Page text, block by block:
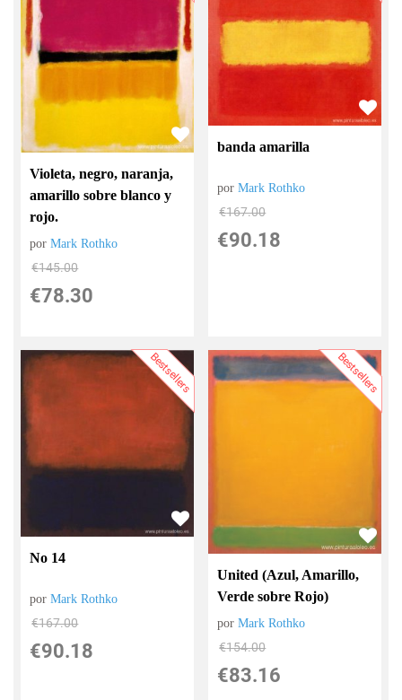
Violeta, negro, naranja,
amarillo sobre blanco y
rojo.
porMark Rothko
€145.00
€78.30
banda amarilla
porMark Rothko
€167.00
€90.18
Bestsellers
No 14
porMark Rothko
€167.00
€90.18
Bestsellers
United (Azul, Amarillo,
Verde sobre Rojo)
porMark Rothko
€154.00
€83.16